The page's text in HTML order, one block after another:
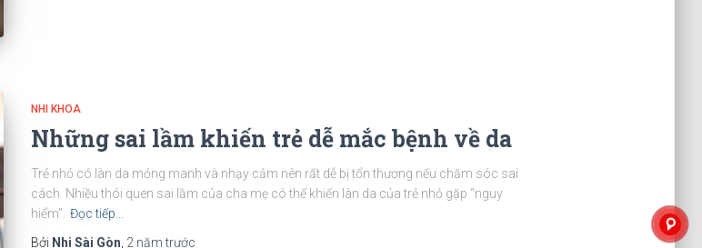
NHI KHOA
Những sai lầm khiến trẻ dễ mắc bệnh về da
Trẻ nhỏ có làn da mỏng manh và nhạy cảm nên rất dễ bị tổn thương nếu chăm sóc sai
cách. Nhiều thói quen sai lầm của cha mẹ có thể khiến làn da của trẻ nhỏ gặp “nguy
hiểm”. Đọc tiếp…
Bởi Nhi Sài Gòn 2 nămtrước